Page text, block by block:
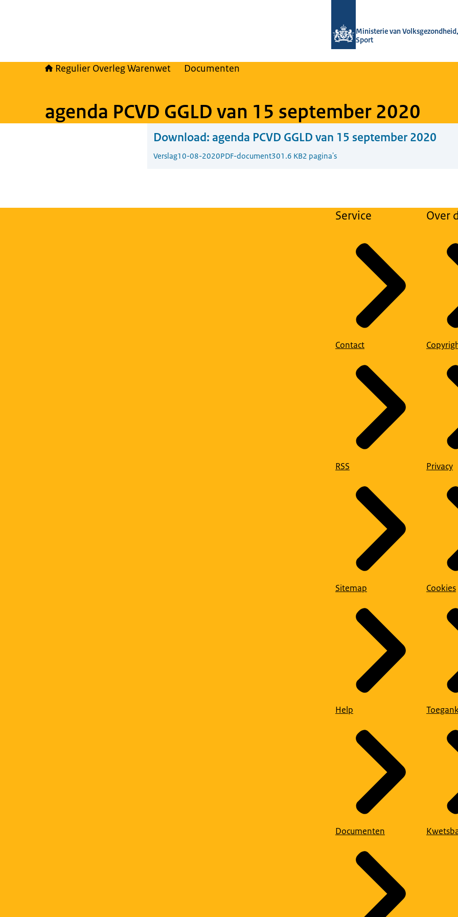
Ministerie van
Sport
Regulier Overleg Warenwet Documenten
agenda PCVD GGLD van 15 september 2020
Download: agenda PCVD GGLD van 15 september 2020
Verslag10-08-2020PDF-document301.6 KB2 pagina's
Service
Contact
RSS
Sitemap
Help
Documenten
Over
Privacy
Cookies